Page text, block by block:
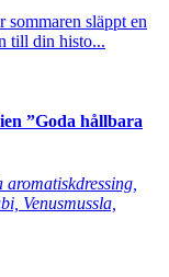
sommaren släppt en
till din histo...
”Goda hållbara
aromatiskdressing,
Venusmussla,